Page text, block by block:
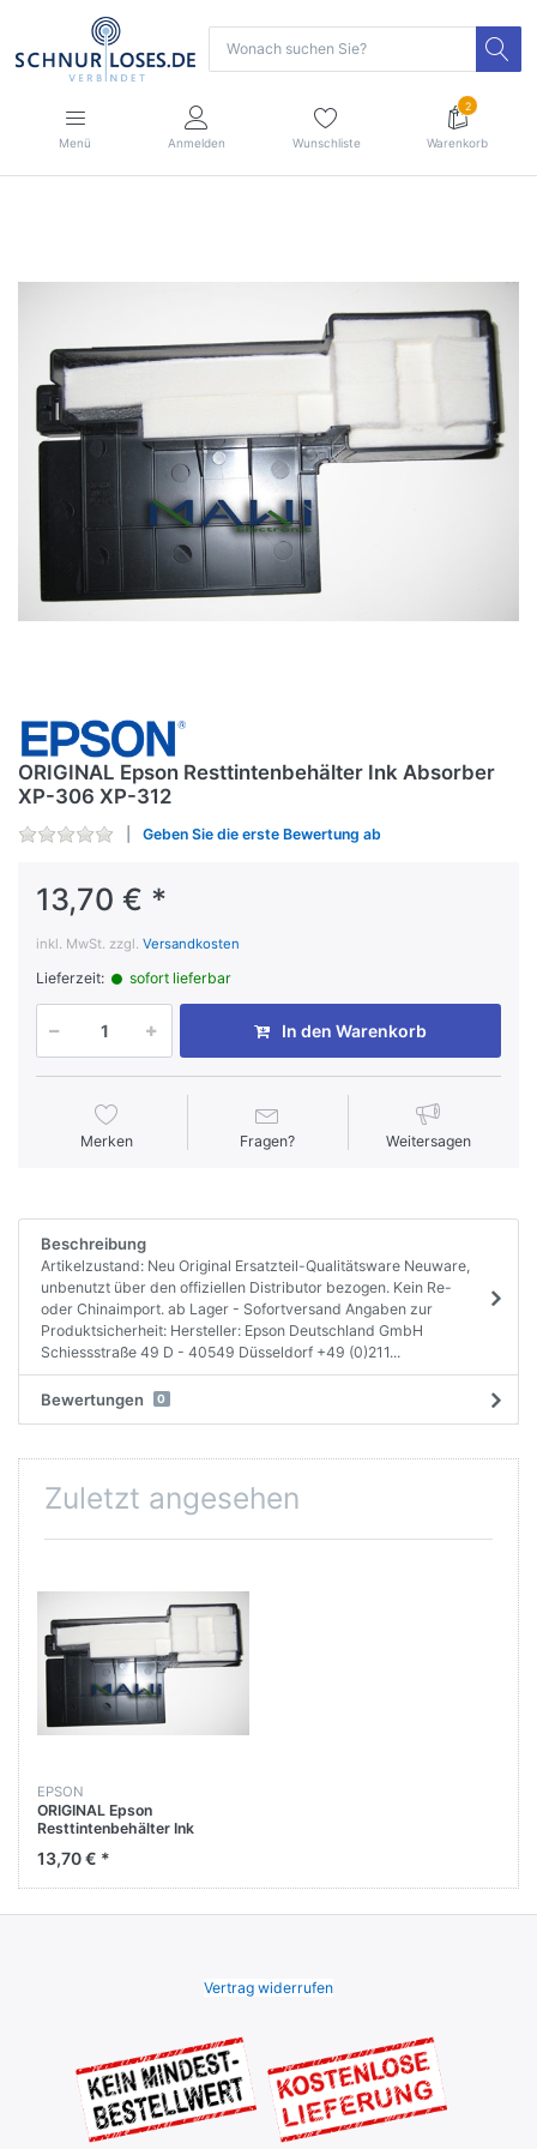
Menü Anmelden Wunschliste
2
Warenkorb
ORIGINAL Epson Resttintenbehälter Ink Absorber
XP-306 XP-312
Geben Sie die erste Bewertung ab
13,70 € *
inkl. MwSt. zzgl. Versandkosten
Lieferzeit: sofort lieferbar
In den Warenkorb
Merken Fragen? Weitersagen
Beschreibung
Artikelzustand: Neu Original Ersatzteil-Qualitätsware Neuware,
unbenutzt über den offiziellen Distributor bezogen. Kein Re-
oder Chinaimport. ab Lager - Sofortversand Angaben zur
Produktsicherheit: Hersteller: Epson Deutschland GmbH
Schiessstraße 49 D - 40549 Düsseldorf +49 (0)211...
Bewertungen 0
Zuletzt angesehen
EPSON
ORIGINAL Epson
Resttintenbehälter Ink
13,70 € *
Vertrag widerrufen